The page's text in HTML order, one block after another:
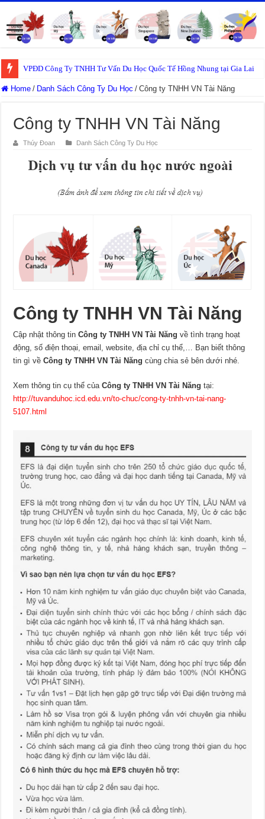
VPĐD Công Ty TNHH Tư Vấn Du Học Quốc Tế Hồng Nhung tại Gia Lai
Home / Danh Sách Công Ty Du Học / Công ty TNHH VN Tài Năng
Công ty TNHH VN Tài Năng
Thúy Đoan Danh Sách Công Ty Du Học
Công ty TNHH VN Tài Năng
Cập nhật thông tinCông ty TNHH VN Tài Năng về tình trạng hoạt
động, số điện thoại, email, website, địa chỉ cụ thể,… Bạn biết thông
tin gì vềCông ty TNHH VN Tài Năng cùng chia sẻ bên dưới nhé.
Xem thông tin cụ thể củaCông ty TNHH VN Tài Năng tại:
http://tuvanduhoc.icd.edu.vn/to-chuc/cong-ty-tnhh-vn-tai-nang-
5107.html